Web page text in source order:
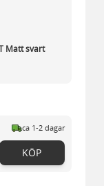
Matt svart
ca 1-2 dagar
KÖP